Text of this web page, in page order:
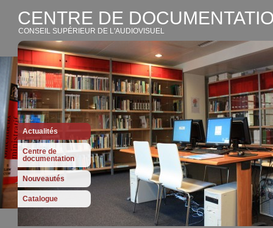
CENTRE DE
CONSEIL SUPÉRIEUR DE L'AUDIOVISUEL
Actualités
Centre de
documentation
Nouveautés
Catalogue